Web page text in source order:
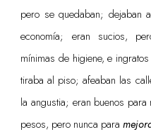
pero se quedaban; dejaban
economía; eran sucios,
mínimas de higiene, e
tiraba al piso; afeaban las
la angustia; eran buenos
pesos, pero nunca para